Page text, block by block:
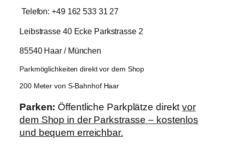
Telefon: +49 162 533 31 27
Leibstrasse 40 Ecke Parkstrasse 2
85540 Haar / München
Parkmöglichkeiten direkt vor dem Shop
200 Meter von S-Bahnhof Haar
Parken: Öffentliche Parkplätze direktvor
dem Shop in der Parkstrasse – kostenlos
und bequem erreichbar.